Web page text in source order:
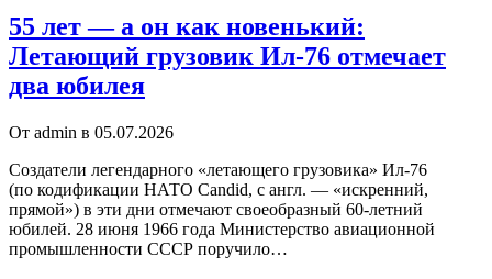
55 лет — а он как новенький:
Летающий грузовик Ил-76 отмечает
два юбилея
От admin в 05.07.2026
Создатели легендарного «летающего грузовика» Ил-76
(по кодификации НАТО Candid, с англ. — «искренний,
прямой») в эти дни отмечают своеобразный 60-летний
юбилей. 28 июня 1966 года Министерство авиационной
промышленности СССР поручило…